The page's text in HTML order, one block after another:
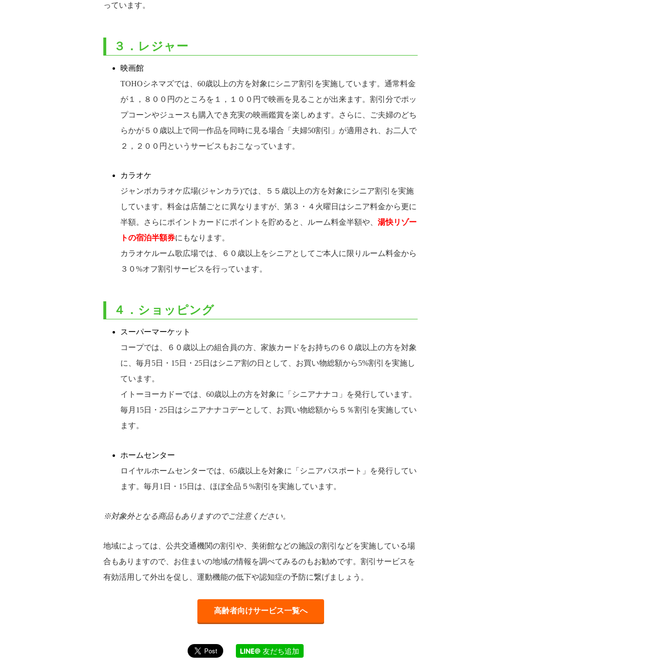
っています。
３．レジャー
映画館
TOHOシネマズでは、60歳以上の方を対象にシニア割引を実施しています。通常料金
が１，８００円のところを１，１００円で映画を見ることが出来ます。割引分でポッ
プコーンやジュースも購入でき充実の映画鑑賞を楽しめます。さらに、ご夫婦のどち
らかが５０歳以上で同一作品を同時に見る場合「夫婦50割引」が適用され、お二人で
２，２００円というサービスもおこなっています。
カラオケ
ジャンボカラオケ広場(ジャンカラ)では、５５歳以上の方を対象にシニア割引を実施
しています。料金は店舗ごとに異なりますが、第３・４火曜日はシニア料金から更に
半額。さらにポイントカードにポイントを貯めると、ルーム料金半額や、湯快リゾー
トの宿泊半額券にもなります。
カラオケルーム歌広場では、６０歳以上をシニアとしてご本人に限りルーム料金から
３０%オフ割引サービスを行っています。
４．ショッピング
スーパーマーケット
コープでは、６０歳以上の組合員の方、家族カードをお持ちの６０歳以上の方を対象
に、毎月5日・15日・25日はシニア割の日として、お買い物総額から5%割引を実施し
ています。
イトーヨーカドーでは、60歳以上の方を対象に「シニアナナコ」を発行しています。
毎月15日・25日はシニアナナコデーとして、お買い物総額から５％割引を実施してい
ます。
ホームセンター
ロイヤルホームセンターでは、65歳以上を対象に「シニアパスポート」を発行してい
ます。毎月1日・15日は、ほぼ全品５%割引を実施しています。
※対象外となる商品もありますのでご注意ください。
地域によっては、公共交通機関の割引や、美術館などの施設の割引などを実施している場
合もありますので、お住まいの地域の情報を調べてみるのもお勧めです。割引サービスを
有効活用して外出を促し、運動機能の低下や認知症の予防に繋げましょう。
高齢者向けサービス一覧へ
友だち追加